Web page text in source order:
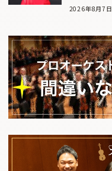
2026年8月7日